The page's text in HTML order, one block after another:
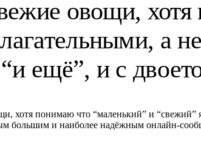
овощи,
а
ещё”, и с
хотя понимаю что “маленький” и
большим и наиболее надёжным онлайн-